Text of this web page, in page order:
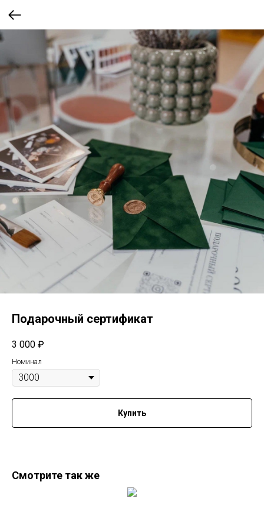
Подарочный сертификат
3 000 ₽
Номинал
Купить
Смотрите так же